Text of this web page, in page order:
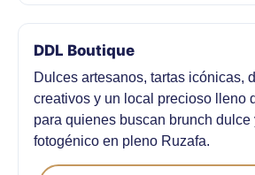
DDL Boutique
Dulces artesanos, tartas icónicas,
creativos y un local precioso lleno
para quienes buscan brunch dulce
fotogénico en pleno Ruzafa.